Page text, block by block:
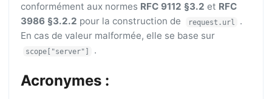
conformément aux normes RFC 9112 §3.2 et RFC
3986 §3.2.2 pour la construction de request.url
.
En cas de valeur malformée, elle se base sur
scope["server"] .
Acronymes :